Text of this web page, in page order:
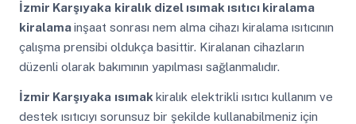
İzmir Karşıyaka kiralık dizel ısımak ısıtıcı kiralama
kiralamainşaat sonrası nem alma cihazı kiralama ısıtıcının
çalışma prensibi oldukça basittir. Kiralanan cihazların
düzenli olarak bakımının yapılması sağlanmalıdır.
İzmir Karşıyaka ısımak kiralık elektrikli ısıtıcı kullanım ve
destek ısıtıcıyı sorunsuz bir şekilde kullanabilmeniz için